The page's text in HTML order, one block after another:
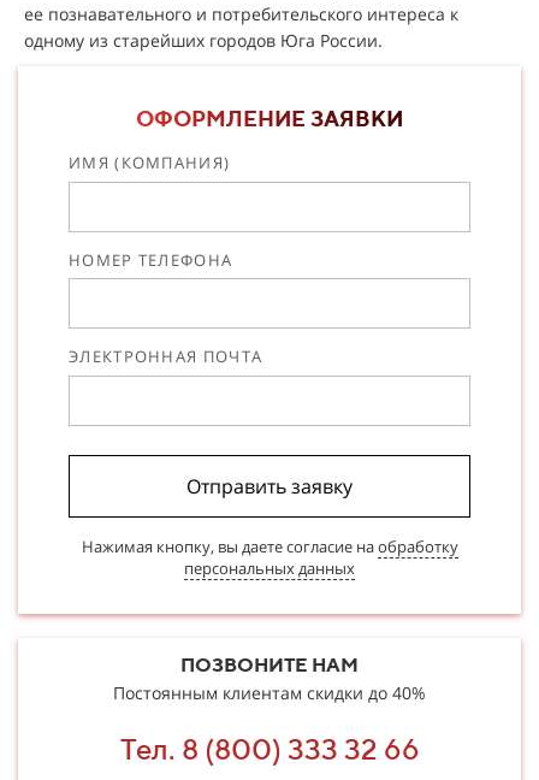
ее познавательного и потребительского интереса к
одному из старейших городов Юга России.
ОФОРМЛЕНИЕ ЗАЯВКИ
ИМЯ (КОМПАНИЯ)
НОМЕР ТЕЛЕФОНА
ЭЛЕКТРОННАЯ ПОЧТА
Отправить заявку
Нажимая кнопку, вы даете согласие наобработку
персональных данных
ПОЗВОНИТЕ НАМ
Постоянным клиентам скидки до 40%
Тел. 8 (800) 333 32 66